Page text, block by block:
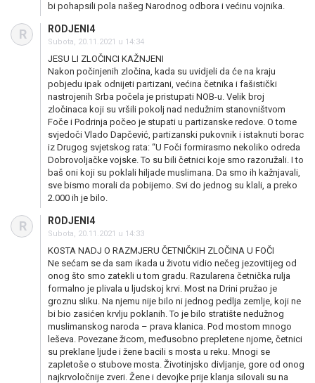
bi pohapsili pola našeg Narodnog odbora i većinu vojnika.
R RODJENI4
Subota, 20.11.2021 u 14:34
JESU LI ZLOČINCI KAŽNJENI
Nakon počinjenih zločina, kada su uvidjeli da će na kraju
pobjedu ipak odnijeti partizani, većina četnika i fašistički
nastrojenih Srba počela je pristupati NOB-u. Velik broj
zločinaca koji su vršili pokolj nad nedužnim stanovništvom
Foče i Podrinja počeo je stupati u partizanske redove. O tome
svjedoči Vlado Dapčević, partizanski pukovnik i istaknuti borac
iz Drugog svjetskog rata: “U Foči formirasmo nekoliko odreda
Dobrovoljačke vojske. To su bili četnici koje smo razoružali. I to
baš oni koji su poklali hiljade muslimana. Da smo ih kažnjavali,
sve bismo morali da pobijemo. Svi do jednog su klali, a preko
2.000 ih je bilo.
R RODJENI4
Subota, 20.11.2021 u 14:33
KOSTA NADJ O RAZMJERU ČETNIČKIH ZLOČINA U FOČI
Ne sećam se da sam ikada u životu vidio nečeg jezovitijeg od
onog što smo zatekli u tom gradu. Razularena četnička rulja
formalno je plivala u ljudskoj krvi. Most na Drini pružao je
groznu sliku. Na njemu nije bilo ni jednog pedlja zemlje, koji ne
bi bio zasićen krvlju poklanih. To je bilo stratište nedužnog
muslimanskog naroda – prava klanica. Pod mostom mnogo
leševa. Povezane žicom, međusobno prepletene njome, četnici
su preklane ljude i žene bacili s mosta u reku. Mnogi se
zapletoše o stubove mosta. Životinjsko divljanje, gore od onog
najkrvoločnije zveri. Žene i devojke prije klanja silovali su na